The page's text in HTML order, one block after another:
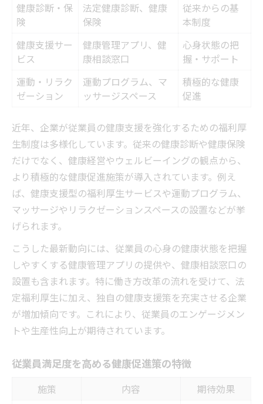
マッサージ導入前後の従業員の変化まとめ
福利厚生制度で健康支援を強化する方法一
従業員が喜ぶ健康促進型福利厚生の特徴
福利厚生・マッサージの組み合わせ事例集
企業が重視する健康経営と福利厚生の違い
従業員の心身ケアなら福利厚生が鍵を握る
心身ケアを充実させる福利厚生施策比較表
福利厚生・マッサージで実現するメンタル
サポート
る影響
職場の健康促進活動に役立つアイデア集
心身ケアのための福利厚生メニューの選び
方
快適な職場づくりに役立つ健康促進アイデア
表
職場で実践できる健康支援活動の例まとめ
健康診断・保
険
法定健康診断、健康
保険
従来からの基
本制度
健康支援サー
ビス
健康管理アプリ、健
康相談窓口
心身状態の把
握・サポート
運動・リラク
ゼーション
運動プログラム、マ
ッサージスペース
積極的な健康
促進
近年、企業が従業員の健康支援を強化するための福利厚
生制度は多様化しています。従来の健康診断や健康保険
だけでなく、健康経営やウェルビーイングの観点から、
より積極的な健康促進施策が導入されています。例え
ば、健康支援型の福利厚生サービスや運動プログラム、
マッサージやリラクゼーションスペースの設置などが挙
げられます。
こうした最新動向には、従業員の心身の健康状態を把握
しやすくする健康管理アプリの提供や、健康相談窓口の
設置も含まれます。特に働き方改革の流れを受けて、法
定福利厚生に加え、独自の健康支援策を充実させる企業
が増加傾向です。これにより、従業員のエンゲージメン
トや生産性向上が期待されています。
従業員満足度を高める健康促進策の特徴
施策 内容
期待効果